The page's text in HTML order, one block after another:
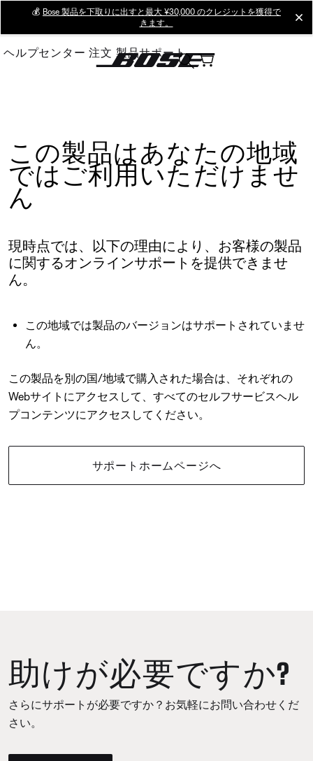
Main
💰 Bose 製品を下取りに出すと最大 ¥30,000 のクレジットを獲得で
きます。
ヘルプセンター 注文 製品サポート
この製品はあなたの地域
ではご利用いただけませ
ん
現時点では、以下の理由により、お客様の製品
に関するオンラインサポートを提供できませ
ん。
この地域では製品のバージョンはサポートされていませ
ん。
この製品を別の国/地域で購入された場合は、それぞれの
Webサイトにアクセスして、すべてのセルフサービスヘル
プコンテンツにアクセスしてください。
サポートホームページへ
助けが必要ですか?
さらにサポートが必要ですか？お気軽にお問い合わせくだ
さい。